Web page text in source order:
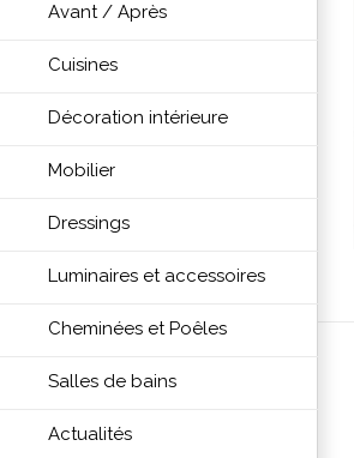
Avant / Après
Cuisines
Décoration intérieure
Mobilier
Dressings
Luminaires et accessoires
Cheminées et Poêles
Salles de bains
Actualités